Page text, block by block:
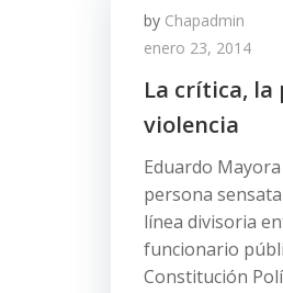
by Chapadmin
enero 23, 2014
La crítica, la
violencia
Eduardo
persona
línea divisoria
funcionario
Constitución